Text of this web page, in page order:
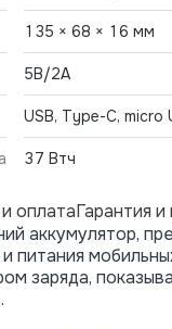
135 × 68 × 16 мм
5В/2A
USB, Type-C, micro
37 Втч
оплатаГарантия и
аккумулятор,
питания
заряда,